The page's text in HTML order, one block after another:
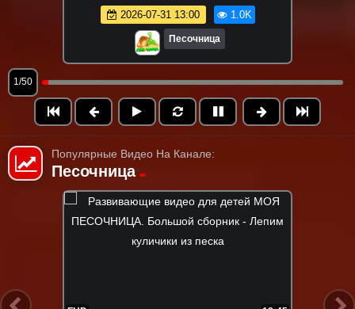
2026-07-31 13:00 1.0K
Песочница
1/50
Популярные Видео На Канале:
Песочница